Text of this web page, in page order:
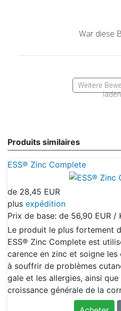
War diese
Weitere
laden
Produits similaires
ESS® Zinc Complete
de 28,45 EUR
plus expédition
Prix de base: de 56,90 EUR /
Le produit le plus fortement
ESS® Zinc Complete est
carence en zinc et soigne
à souffrir de problèmes
gale et les allergies, ainsi
croissance générale de la